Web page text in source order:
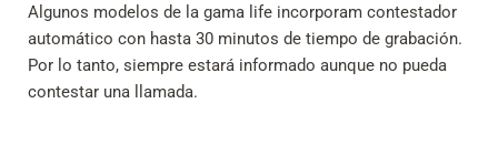
Algunos modelos de la gama life incorporam contestador
automático con hasta 30 minutos de tiempo de grabación.
Por lo tanto, siempre estará informado aunque no pueda
contestar una llamada.